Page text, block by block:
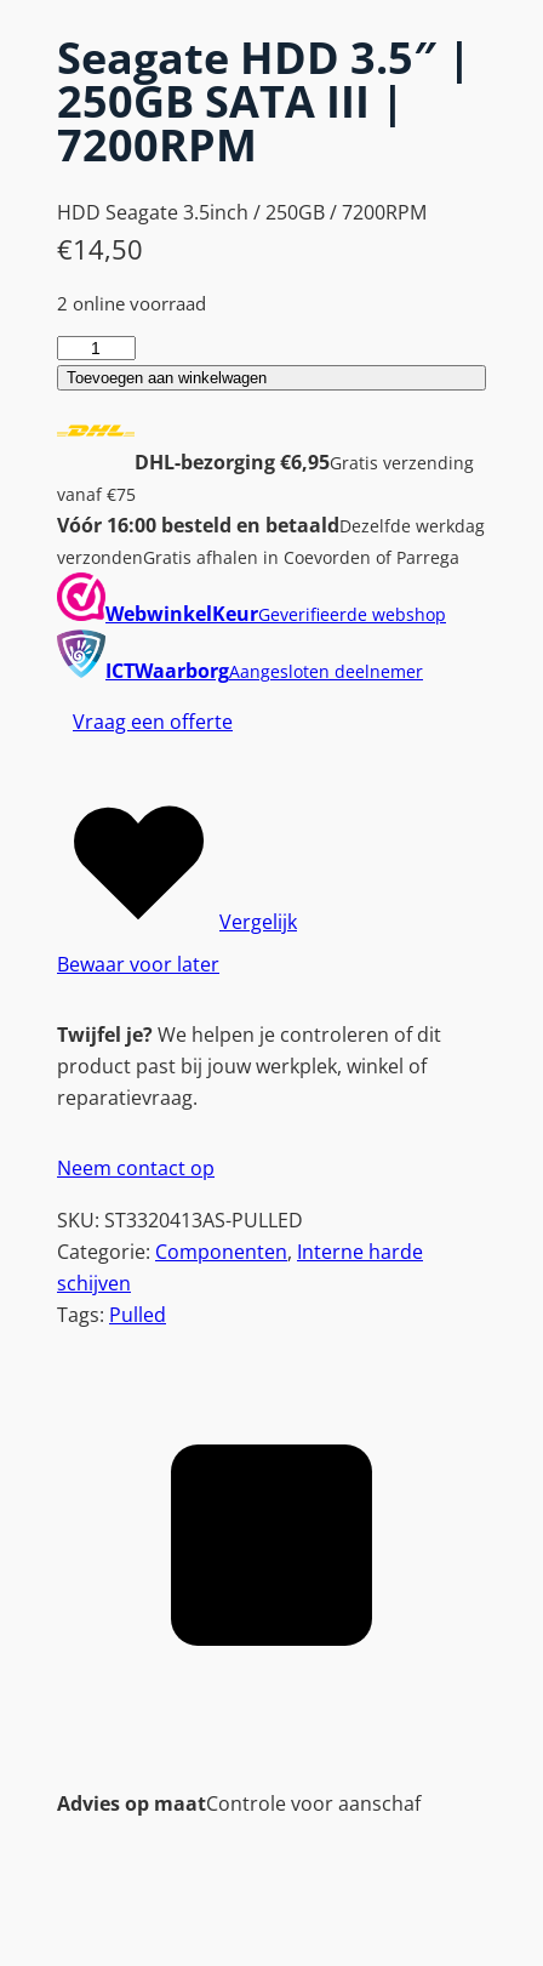
Seagate HDD 3.5″ |
250GB SATA III |
7200RPM
HDD Seagate 3.5inch / 250GB / 7200RPM
€14,50
2 online voorraad
e
g
t
e
H
D
D
3
S
T
A
I
I
7
2
0
0
Toevoegen aan winkelwagen
DHL-bezorging €6,95Gratis verzending
vanaf €75
Vóór 16:00 besteld en betaaldDezelfde werkdag
verzondenGratis afhalen in Coevorden of Parrega
WebwinkelKeurGeverifieerde webshop
ICTWaarborgAangesloten deelnemer
Vraag een offerte
Bewaar voor later
Vergelijk
Twijfel je?We helpen je controleren of dit
product past bij jouw werkplek, winkel of
reparatievraag.
Neem contact op
SKU: ST3320413AS-PULLED
Categorie: Componenten, Interne harde
schijven
Tags: Pulled
Advies op maatControle voor aanschaf